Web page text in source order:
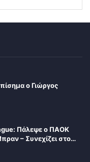
ο Γιώργος
Πάλεψε ο ΠΑΟΚ
– Συνεχίζει στο…